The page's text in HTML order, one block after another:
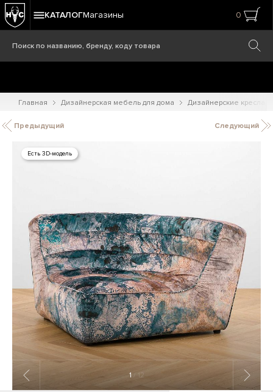
КАТАЛОГМагазины 0
Главная Дизайнерская мебель для дома Дизайнерские кресла
Предыдущий Следующий
Есть 3D-модель
1 / 12